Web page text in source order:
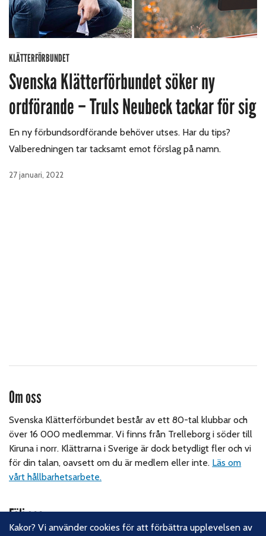
KLÄTTERFÖRBUNDET
Svenska Klätterförbundet söker ny
ordförande – Truls Neubeck tackar för sig
En ny förbundsordförande behöver utses. Har du tips?
Valberedningen tar tacksamt emot förslag på namn.
27 januari, 2022
Om oss
Svenska Klätterförbundet består av ett 80-tal klubbar och
över 16 000 medlemmar. Vi finns från Trelleborg i söder till
Kiruna i norr. Klättrarna i Sverige är dock betydligt fler och vi
för din talan, oavsett om du är medlem eller inte. Läs om
vårt hållbarhetsarbete.
Följ oss
Kakor? Vi använder cookies för att förbättra upplevelsen av